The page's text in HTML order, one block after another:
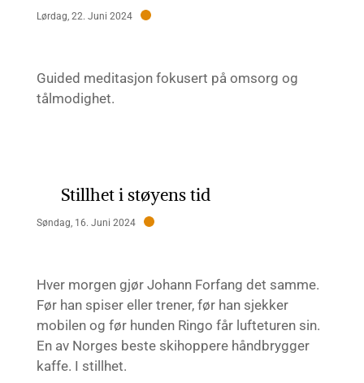
Lørdag, 22. Juni 2024
Guided meditasjon fokusert på omsorg og
tålmodighet.
Stillhet i støyens tid
Søndag, 16. Juni 2024
Hver morgen gjør Johann Forfang det samme.
Før han spiser eller trener, før han sjekker
mobilen og før hunden Ringo får lufteturen sin.
En av Norges beste skihoppere håndbrygger
kaffe. I stillhet.